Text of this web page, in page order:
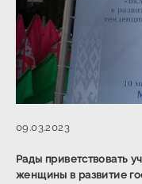
09.03.2023
Рады приветствовать
женщины в развитие